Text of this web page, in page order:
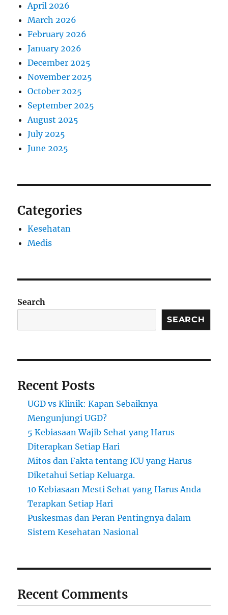
April 2026
March 2026
February 2026
January 2026
December 2025
November 2025
October 2025
September 2025
August 2025
July 2025
June 2025
Categories
Kesehatan
Medis
Search
SEARCH
Recent Posts
UGD vs Klinik: Kapan Sebaiknya
Mengunjungi UGD?
5 Kebiasaan Wajib Sehat yang Harus
Diterapkan Setiap Hari
Mitos dan Fakta tentang ICU yang Harus
Diketahui Setiap Keluarga.
10 Kebiasaan Mesti Sehat yang Harus Anda
Terapkan Setiap Hari
Puskesmas dan Peran Pentingnya dalam
Sistem Kesehatan Nasional
Recent Comments